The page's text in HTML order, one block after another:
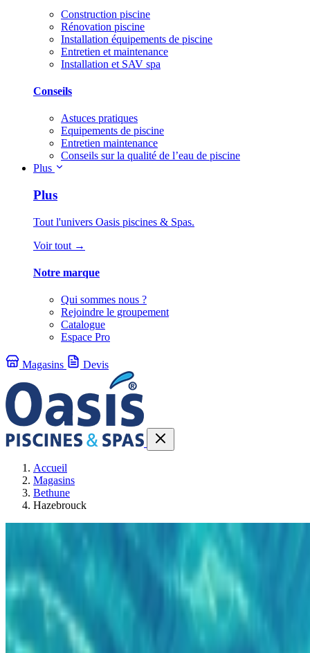
Construction piscine
Rénovation piscine
Installation équipements de piscine
Entretien et maintenance
Installation et SAV spa
Conseils
Astuces pratiques
Equipements de piscine
Entretien maintenance
Conseils sur la qualité de l’eau de piscine
Plus
Plus
Tout l'univers Oasis piscines & Spas.
Voir tout →
Notre marque
Qui sommes nous ?
Rejoindre le groupement
Catalogue
Espace Pro
Magasins Devis
Accueil
Magasins
Bethune
Hazebrouck